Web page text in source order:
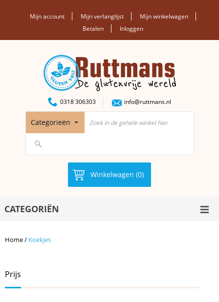
Mijn account Mijn verlanglijst
Mijn winkelwagen
Betalen
Inloggen
0318 306303 info@ruttmans.nl
Categorieën
Winkelwagen (0)
CATEGORIËN
Home/ Koekjes
Prijs